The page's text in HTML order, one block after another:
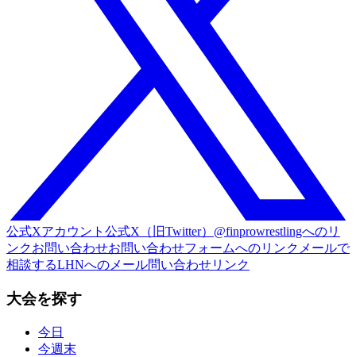
公式Xアカウント 公式X（旧Twitter）@finprowrestlingへのリ
ンクお問い合わせお問い合わせフォームへのリンク メールで
相談するLHNへのメール問い合わせリンク
大会を探す
今日
今週末